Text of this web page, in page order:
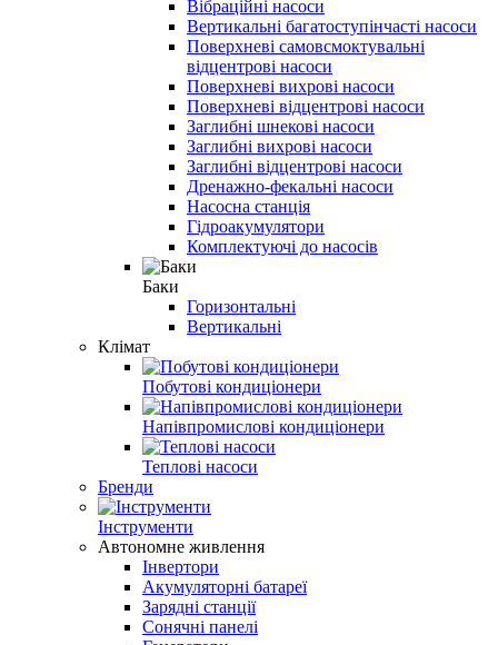
Вібраційні насоси
Вертикальні багатоступінчасті насоси
Поверхневі самовсмоктувальні
відцентрові насоси
Поверхневі вихрові насоси
Поверхневі відцентрові насоси
Заглибні шнекові насоси
Заглибні вихрові насоси
Заглибні відцентрові насоси
Дренажно-фекальні насоси
Насосна станція
Гідроакумулятори
Комплектуючі до насосів
Баки
Горизонтальні
Вертикальні
Клімат
Побутові кондиціонери
Напівпромислові кондиціонери
Теплові насоси
Бренди
Інструменти
Автономне живлення
Інвертори
Акумуляторні батареї
Зарядні станції
Сонячні панелі